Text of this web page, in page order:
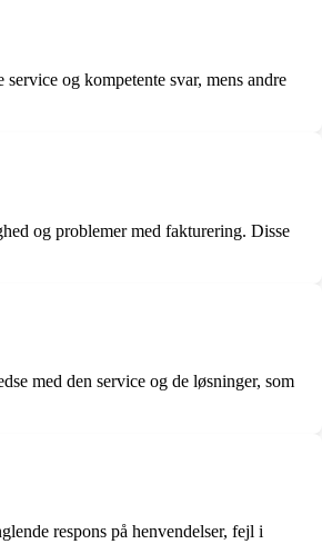
og kompetente svar, mens andre
og problemer med fakturering. Disse
med den service og de løsninger, som
respons på henvendelser, fejl i